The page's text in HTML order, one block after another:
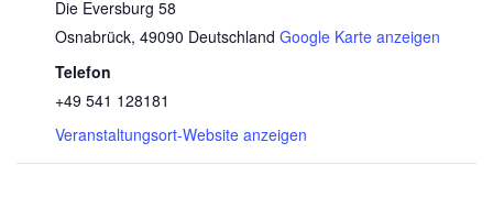
Die Eversburg 58
Osnabrück, 49090 Deutschland Google Karte anzeigen
Telefon
+49 541 128181
Veranstaltungsort-Website anzeigen